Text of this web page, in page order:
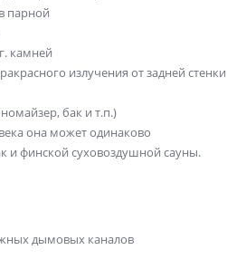
парной
камней
излучения от задней стенки
бак и т.п.)
она может одинаково
и финской суховоздушной сауны.
дымовых каналов